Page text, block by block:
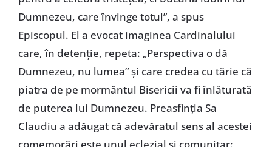
Dumnezeu, care învinge totul”, a spus
Episcopul. El a evocat imaginea Cardinalului
care, în detenție, repeta: „Perspectiva o dă
Dumnezeu, nu lumea” și care credea cu tărie că
piatra de pe mormântul Bisericii va fi înlăturată
de puterea lui Dumnezeu. Preasfinția Sa
Claudiu a adăugat că adevăratul sens al acestei
comemorări este unul eclezial și comunitar: